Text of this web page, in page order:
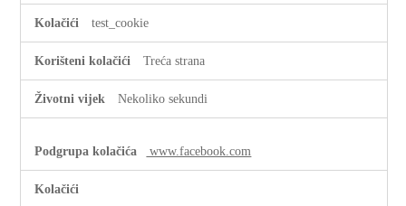
test_cookie
Treća strana
Nekoliko sekundi
www.facebook.com